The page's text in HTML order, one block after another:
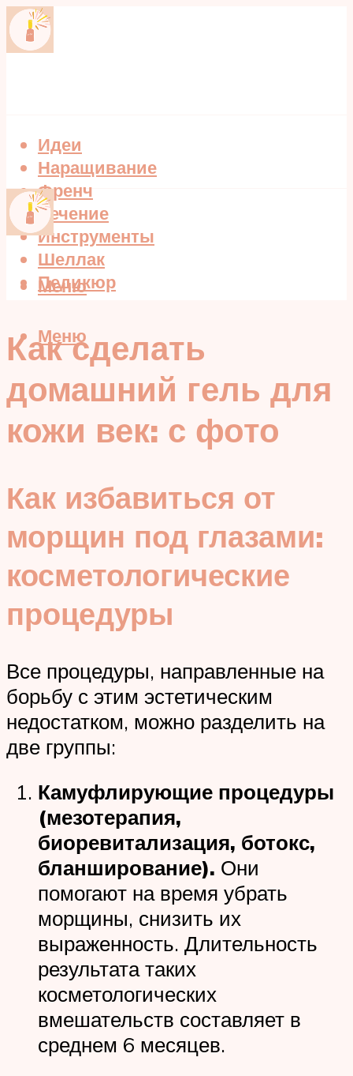
Идеи
Наращивание
Френч
Лечение
Инструменты
Шеллак
Педикюр
Меню
Меню
Как сделать
домашний гель для
кожи век: с фото
Как избавиться от
морщин под глазами:
косметологические
процедуры
Все процедуры, направленные на
борьбу с этим эстетическим
недостатком, можно разделить на
две группы:
Камуфлирующие процедуры
(мезотерапия,
биоревитализация, ботокс,
бланширование). Они
помогают на время убрать
морщины, снизить их
выраженность. Длительность
результата таких
косметологических
вмешательств составляет в
среднем 6 месяцев.